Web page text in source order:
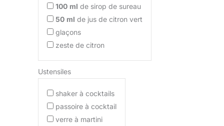
100 ml de sirop de sureau
50 ml de jus de citron vert
glaçons
zeste de citron
Ustensiles
shaker à cocktails
passoire à cocktail
verre à martini